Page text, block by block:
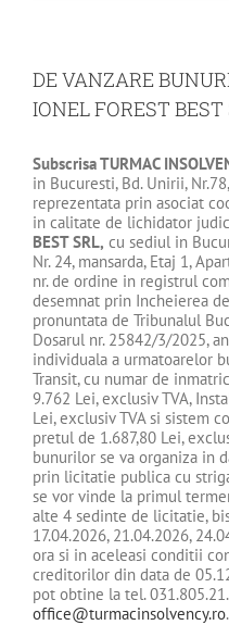
DE VANZARE
IONEL FOREST BEST
SubscrisaTURMAC
in Bucuresti, Bd. Unirii,
reprezentata prin asociat
in calitate de lichidator
BEST SRL, cu sediul in
Nr. 24, mansarda, Etaj 1,
nr. de ordine in registrul
desemnat prin Incheierea
pronuntata de Tribunalul
Dosarul nr. 25842/3/2025,
individuala a urmatoarelor
Transit, cu numar de
9.762 Lei, exclusiv TVA,
Lei, exclusiv TVA si sistem
pretul de 1.687,80 Lei,
bunurilor se va organiza in
prin licitatie publica cu
se vor vinde la primul
alte 4 sedinte de licitatie,
17.04.2026, 21.04.2026,
ora si in aceleasi conditii
creditorilor din data de
pot obtine la tel.
office@turmacinsolvency.ro.